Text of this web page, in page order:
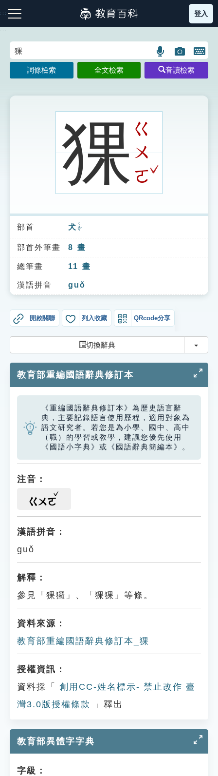
到
主
:::
注音索引圖示 筆畫索引圖示 部首索引表圖示
索引選單
知識索引
單字索引
生命大百科索引
遊戲專區
教學應用
貓頭鷹博士
登入
:::
語
言
搜
示
圖
片
搜
開
鍵
圖
詞條檢索 全文檢索 音讀檢索
猓ㄍ
ㄨ
ㄛ
ˇ
部首 犬 ㄑㄩㄢˇ
部首外筆畫 8 畫
總筆畫 11 畫
漢語拼音 guǒ
開啟關聯 列入收藏 QRcode分享
切換辭典 切換
教育部重編國語辭典修訂本
《重編國語辭典修訂本》為歷史語言辭
典，主要記錄語言使用歷程，適用對象為
語文研究者。若您是為小學、國中、高中
（職）的學習或教學，建議您優先使用
《國語小字典》或《國語辭典簡編本》。
注音：
ㄍㄨㄛ
漢語拼音：
guǒ
解釋：
參見「猓玀」、「猓猓」等條。
資料來源：
教育部重編國語辭典修訂本_猓
授權資訊：
資料採「
創用CC-姓名標示- 禁止改作 臺
灣3.0版授權條款
」釋出
教育部異體字字典
字級：